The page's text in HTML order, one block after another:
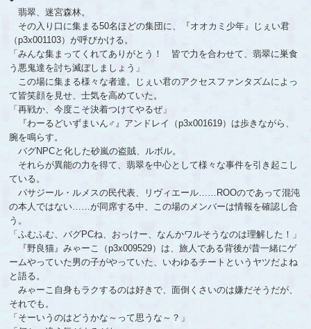
翡翠、迷宮森林。
その入り口に集まる50名ほどの集団に、『オオカミ少年』じぇい君
（p3x001103）が呼びかける。
「みんな集まってくれてありがとう！ 皆で力を合わせて、翡翠に巣食
う悪鬼達を討ち滅ぼしましょう」
この場に集まる様々な者達。じぇい君のアクセスファンタズムによっ
て皆笑顔を見せ、士気を高めていた。
「再戦か、今度こそ決着つけてやるぜ」
『わーるどいずまいん♂』アンドレイ（p3x001619）は歩きながら、
腕を鳴らす。
バグNPCと化した砂嵐の盗賊、ルボル。
それらが異能の力を得て、翡翠を中心として様々な事件を引き起こし
ている。
パサジール・ルメスの民代表、リヴィエール……ROOのであって混沌
の本人ではない……が同席する中、この場のメンバーは情報を確認し合
う。
「ふむふむ、バグPCね、おっけー、なんかワルそうなのは理解した！」
『野良猫』みゃーこ（p3x009529）は、旅人である背後が昔一緒にゲ
ームやっていた男の子がやっていた、いわゆるチートというヤツだよね
と語る。
みゃーこ自身もラクするのは好きで、面倒くさいのは嫌だそうだが、
それでも。
「そーいうのはどうかな～って思うな～？」